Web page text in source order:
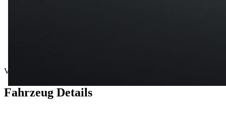
Vorführwagen
Fahrzeug Details